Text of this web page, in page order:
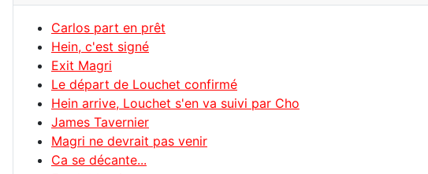
Carlos part en prêt
Hein, c'est signé
Exit Magri
Le départ de Louchet confirmé
Hein arrive, Louchet s'en va suivi par Cho
James Tavernier
Magri ne devrait pas venir
Ca se décante...